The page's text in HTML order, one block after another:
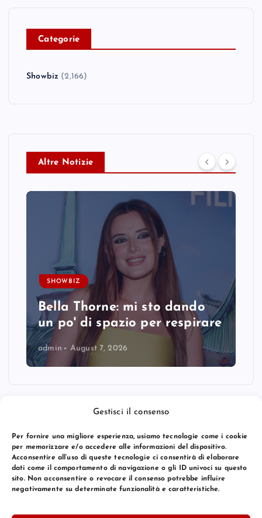
Gestisci il consenso
Per fornire una migliore esperienza, usiamo tecnologie come i cookie
per memorizzare e/o accedere alle informazioni del dispositivo.
Acconsentire all’uso di queste tecnologie ci consentirà di elaborare
dati come il comportamento di navigazione o gli ID univoci su questo
sito. Non acconsentire o revocare il consenso potrebbe influire
negativamente su determinate funzionalità e caratteristiche.
Categorie
Showbiz (2,166)
Altre Notizie
SHOWBIZ
Bella Thorne: mi sto dando
un po' di spazio per respirare
admin August 7, 2026